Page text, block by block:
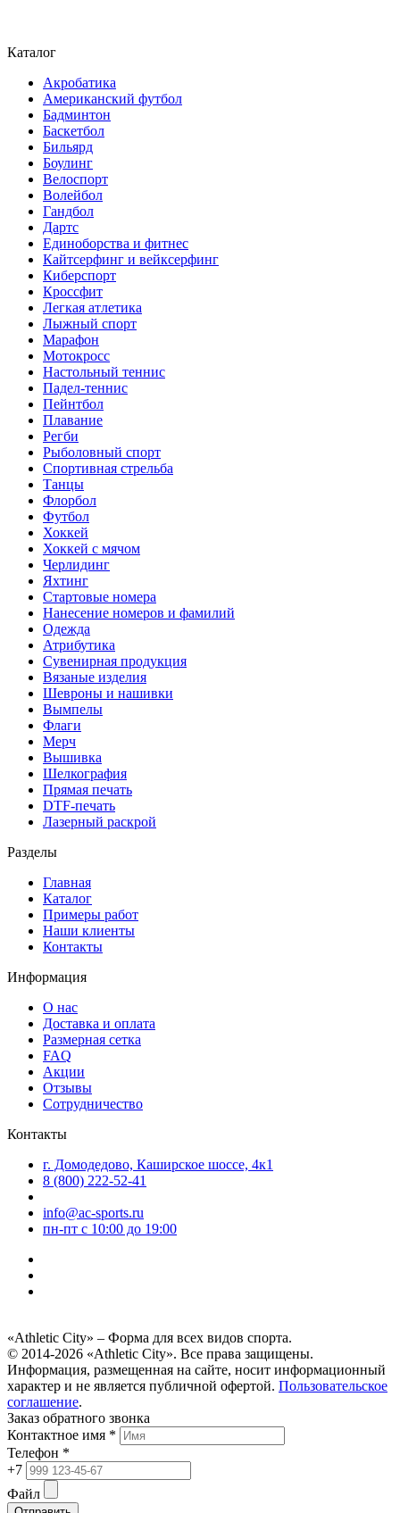
Каталог
Акробатика
Американский футбол
Бадминтон
Баскетбол
Бильярд
Боулинг
Велоспорт
Волейбол
Гандбол
Дартс
Единоборства и фитнес
Кайтсерфинг и вейксерфинг
Киберспорт
Кроссфит
Легкая атлетика
Лыжный спорт
Марафон
Мотокросс
Настольный теннис
Падел-теннис
Пейнтбол
Плавание
Регби
Рыболовный спорт
Спортивная стрельба
Танцы
Флорбол
Футбол
Хоккей
Хоккей с мячом
Черлидинг
Яхтинг
Стартовые номера
Нанесение номеров и фамилий
Одежда
Атрибутика
Сувенирная продукция
Вязаные изделия
Шевроны и нашивки
Вымпелы
Флаги
Мерч
Вышивка
Шелкография
Прямая печать
DTF-печать
Лазерный раскрой
Разделы
Главная
Каталог
Примеры работ
Наши клиенты
Контакты
Информация
О нас
Доставка и оплата
Размерная сетка
FAQ
Акции
Отзывы
Сотрудничество
Контакты
г. Домодедово, Каширское шоссе, 4к1
8 (800) 222-52-41
info@ac-sports.ru
пн-пт c 10:00 до 19:00
«Athletic City» – Форма для всех видов спорта.
© 2014-2026 «Athletic City». Все права защищены.
Информация, размещенная на сайте, носит информационный
характер и не является публичной офертой. Пользовательское
соглашение.
Заказ обратного звонка
Контактное имя *
Телефон *
+7
Файл